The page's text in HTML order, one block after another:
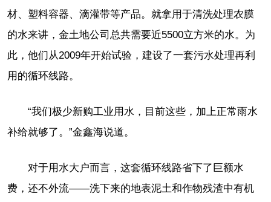
材、塑料容器、滴灌带等产品。就拿用于清洗处理农膜
的水来讲，金土地公司总共需要近5500立方米的水。为
此，他们从2009年开始试验，建设了一套污水处理再利
用的循环线路。
“我们极少新购工业用水，目前这些，加上正常雨水
补给就够了。”金鑫海说道。
对于用水大户而言，这套循环线路省下了巨额水
费，还不外流——洗下来的地表泥土和作物残渣中有机